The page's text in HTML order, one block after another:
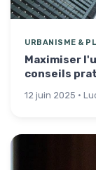
URBANISME &
Maximiser
conseils
12 juin 2025 ·